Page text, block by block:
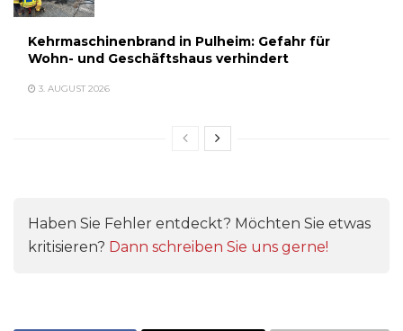
Kehrmaschinenbrand in Pulheim: Gefahr für
Wohn- und Geschäftshaus verhindert
3. AUGUST 2026
Haben Sie Fehler entdeckt? Möchten Sie etwas
kritisieren? Dann schreiben Sie uns gerne!